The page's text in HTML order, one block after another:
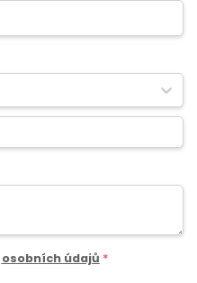
osobních údajů *